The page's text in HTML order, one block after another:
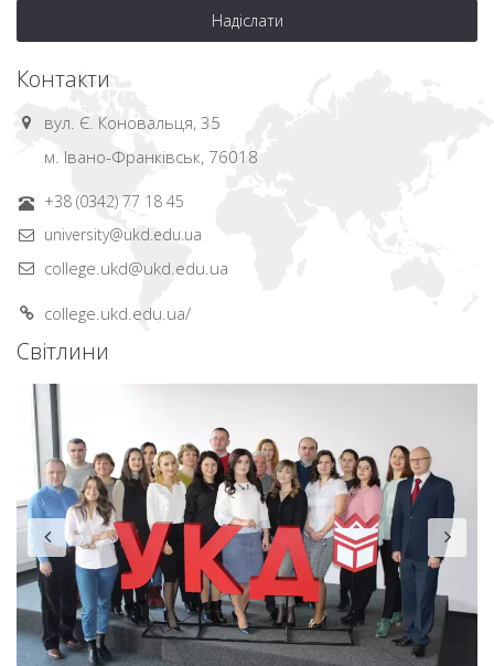
Надіслати
Контакти
вул. Є. Коновальця, 35
м. Івано-Франківськ, 76018
+38 (0342) 77 18 45
university@ukd.edu.ua
college.ukd@ukd.edu.ua
college.ukd.edu.ua/
Світлини